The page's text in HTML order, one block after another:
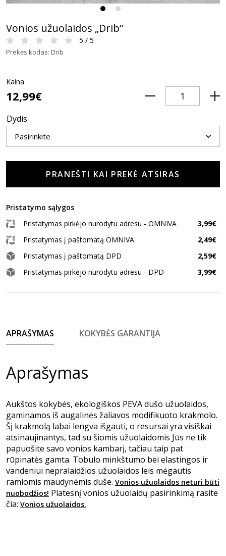
Vonios užuolaidos „Drib“
5 / 5
Prekės kodas: Drib
Kaina
12,99€
Dydis
PRANEŠTI KAI PREKĖ ATSIRAS
Pristatymo sąlygos
Pristatymas pirkėjo nurodytu adresu - OMNIVA
3,99€
Pristatymas į paštomatą OMNIVA
2,49€
Pristatymas į paštomatą DPD
2,59€
Pristatymas pirkėjo nurodytu adresu - DPD
3,99€
APRAŠYMAS KOKYBĖS GARANTIJA
Aprašymas
Aukštos kokybės, ekologiškos PEVA dušo užuolaidos,
gaminamos iš augalinės žaliavos modifikuoto krakmolo.
Šį krakmolą labai lengva išgauti, o resursai yra visiškai
atsinaujinantys, tad su šiomis užuolaidomis Jūs ne tik
papuošite savo vonios kambarį, tačiau taip pat
rūpinatės gamta. Tobulo minkštumo bei elastingos ir
vandeniui nepralaidžios užuolaidos leis mėgautis
ramiomis maudynėmis duše. Vonios užuolaidos neturi būti
nuobodžios! Platesnį vonios užuolaidų pasirinkimą rasite
čia: Vonios užuolaidos.